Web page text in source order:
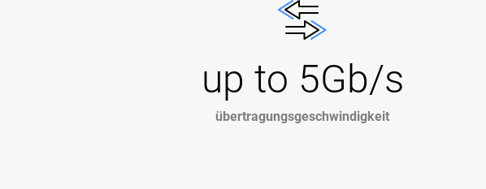
up to 5Gb/s
übertragungsgeschwindigkeit